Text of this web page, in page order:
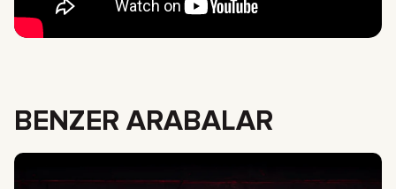
BENZER ARABALAR